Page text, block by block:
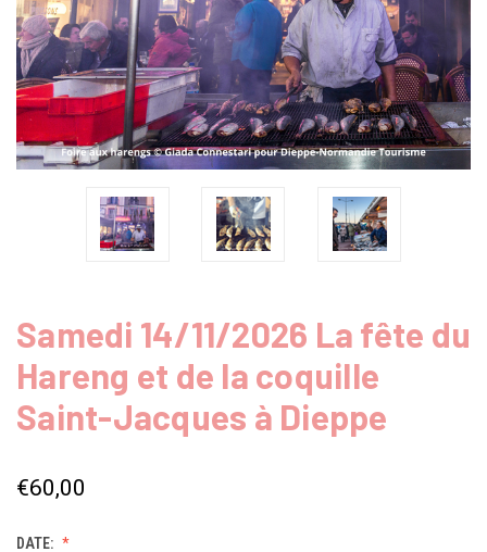
Samedi 14/11/2026 La fête du
Hareng et de la coquille
Saint-Jacques à Dieppe
€60,00
DATE: